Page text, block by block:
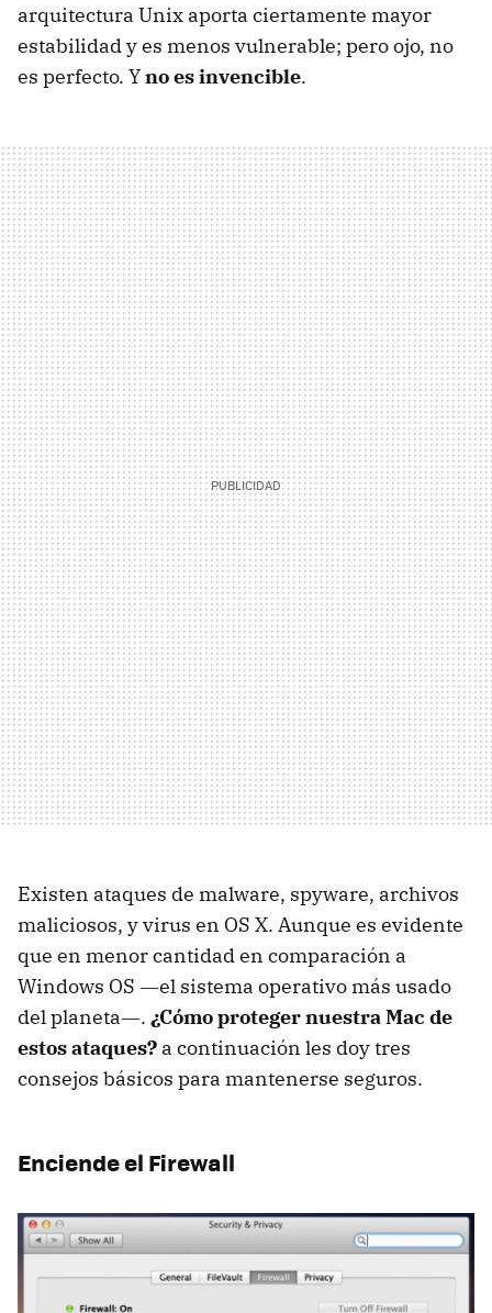
arquitectura Unix aporta ciertamente mayor
estabilidad y es menos vulnerable; pero ojo, no
es perfecto. Yno es invencible.
Existen ataques de malware, spyware, archivos
maliciosos, y virus en OS X. Aunque es evidente
que en menor cantidad en comparación a
Windows OS ―el sistema operativo más usado
del planeta―. ¿Cómo proteger nuestra Mac de
estos ataques? a continuación les doy tres
consejos básicos para mantenerse seguros.
Enciende el Firewall